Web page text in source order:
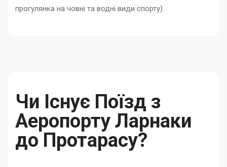
прогулянка на човні та водні види спорту).
Чи Існує Поїзд з
Аеропорту Ларнаки
до Протарасу?